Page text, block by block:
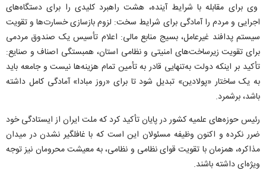
وی برای مقابله با شرایط آینده، هشت راهبرد کلیدی را برای دستگاه‌های
اجرایی و مردم را آمادگی برای شرایط سخت: لزوم بازسازی خسارت‌ها و تقویت
سیستم پدافند غیرعامل، بسیج منابع مالی: اعلام تأسیس یک صندوق مردمی
برای تقویت زیرساخت‌های امنیتی و نظامی استان، همبستگی اصناف و صنایع:
تأکید بر اینکه دولت به‌تنهایی قادر به تأمین تمام هزینه‌ها نیست و جامعه باید
به یک ساختار «پولادین» تبدیل شود تا برای «روز مبادا» آمادگی کامل داشته
باشد، برشمرد.
رئیس حوزه‌های علمیه کشور در پایان تأکید کرد که ملت ایران از ایستادگی خود
ضرر نکرده و اکنون وظیفه مسئولان این است که با غافلگیر نشدن در میدان
مذاکره، همزمان با تقویت قوای نظامی و نظامی، به معیشت محرومان نیز توجه
ویژه‌ای داشته باشند.